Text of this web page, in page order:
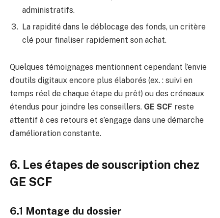
administratifs.
La rapidité dans le déblocage des fonds, un critère
clé pour finaliser rapidement son achat.
Quelques témoignages mentionnent cependant l’envie
d’outils digitaux encore plus élaborés (ex. : suivi en
temps réel de chaque étape du prêt) ou des créneaux
étendus pour joindre les conseillers. GE SCF reste
attentif à ces retours et s’engage dans une démarche
d’amélioration constante.
6. Les étapes de souscription chez
GE SCF
6.1 Montage du dossier